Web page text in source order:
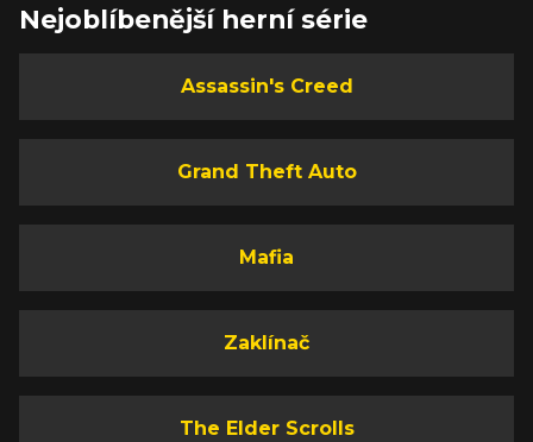
Nejoblíbenější herní série
Assassin's Creed
Grand Theft Auto
Mafia
Zaklínač
The Elder Scrolls